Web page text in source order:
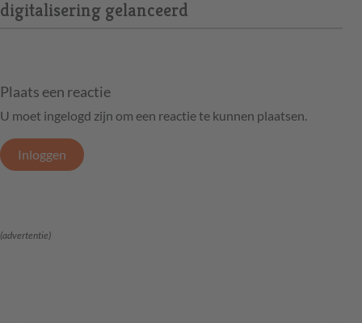
digitalisering gelanceerd
Plaats een reactie
U moet ingelogd zijn om een reactie te kunnen plaatsen.
Inloggen
(advertentie)